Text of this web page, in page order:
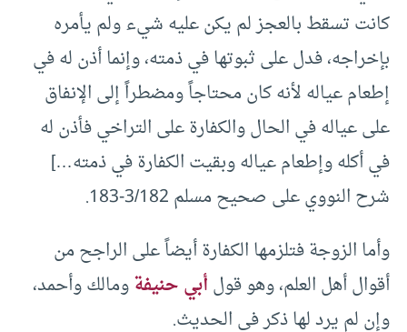
كانت تسقط بالعجز لم يكن عليه شيء ولم يأمره
بإخراجه، فدل على ثبوتها في ذمته، وإنما أذن له في
إطعام عياله لأنه كان محتاجاً ومضطراً إلى الإنفاق
على عياله في الحال والكفارة على التراخي فأذن له
في أكله وإطعام عياله وبقيت الكفارة في ذمته…]
شرح النووي على صحيح مسلم 3/182-183.
وأما الزوجة فتلزمها الكفارة أيضاً على الراجح من
أقوال أهل العلم، وهو قولأبي حنيفةومالك وأحمد،
وإن لم يرد لها ذكر في الحديث.